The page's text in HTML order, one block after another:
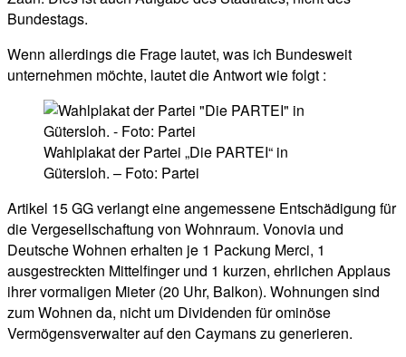
Bundestags.
Wenn allerdings die Frage lautet, was ich Bundesweit
unternehmen möchte, lautet die Antwort wie folgt :
Wahlplakat der Partei „Die PARTEI“ in
Gütersloh. – Foto: Partei
Artikel 15 GG verlangt eine angemessene Entschädigung für
die Vergesellschaftung von Wohnraum. Vonovia und
Deutsche Wohnen erhalten je 1 Packung Merci, 1
ausgestreckten Mittelfinger und 1 kurzen, ehrlichen Applaus
ihrer vormaligen Mieter (20 Uhr, Balkon). Wohnungen sind
zum Wohnen da, nicht um Dividenden für ominöse
Vermögensverwalter auf den Caymans zu generieren.